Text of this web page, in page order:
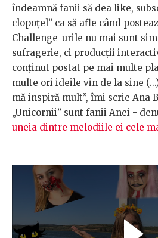
îndeamnă fanii să dea like,
clopoțel” ca să afle când
Challenge-urile nu mai sunt
sufragerie, ci producții
conținut postat pe mai multe
multe ori ideile vin de la sine
mă inspiră mult”, îmi scrie Ana
„Unicornii” sunt fanii Anei -
uneia dintre melodiile ei cele